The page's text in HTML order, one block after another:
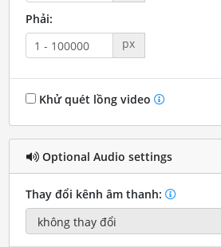
Phải:
px
Khử quét lồng video
Optional Audio settings
Thay đổi kênh âm thanh: